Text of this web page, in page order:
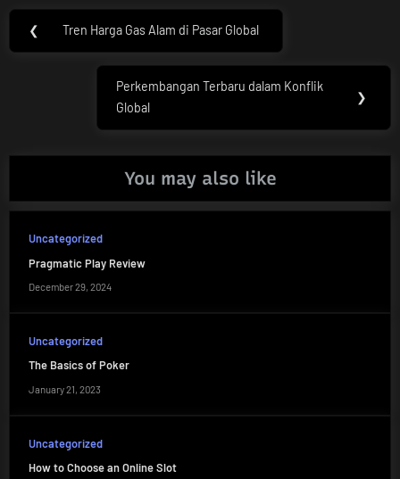
Post
navigation
❮
Previous
Tren Harga Gas Alam di Pasar Global
Next
Post:
Perkembangan Terbaru dalam Konflik
Global
❯
You may also like
Uncategorized
Pragmatic Play Review
December 29, 2024
Uncategorized
The Basics of Poker
January 21, 2023
Uncategorized
How to Choose an Online Slot